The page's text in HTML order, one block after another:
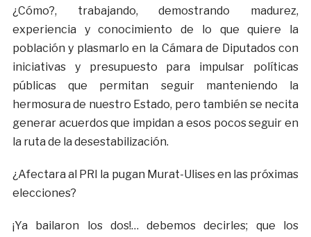
¿Cómo?, trabajando, demostrando madurez,
experiencia y conocimiento de lo que quiere la
población y plasmarlo en la Cámara de Diputados con
iniciativas y presupuesto para impulsar políticas
públicas que permitan seguir manteniendo la
hermosura de nuestro Estado, pero también se necita
generar acuerdos que impidan a esos pocos seguir en
la ruta de la desestabilización.
¿Afectara al PRI la pugan Murat-Ulises en las próximas
elecciones?
¡Ya bailaron los dos!… debemos decirles; que los